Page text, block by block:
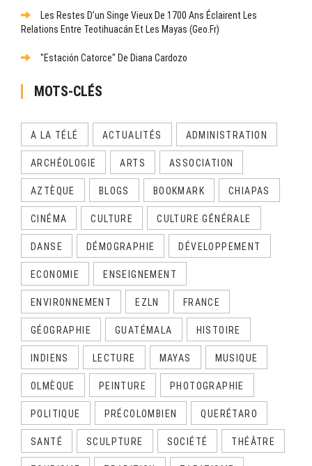
Les Restes D’un Singe Vieux De 1700 Ans Éclairent Les
Relations Entre Teotihuacán Et Les Mayas (Geo.fr)
"Estación Catorce" De Diana Cardozo
MOTS-CLÉS
A LA TÉLÉ ACTUALITÉS ADMINISTRATION
ARCHÉOLOGIE ARTS ASSOCIATION
AZTÈQUE BLOGS BOOKMARK CHIAPAS
CINÉMA CULTURE CULTURE GÉNÉRALE
DANSE DÉMOGRAPHIE DÉVELOPPEMENT
ECONOMIE ENSEIGNEMENT
ENVIRONNEMENT EZLN FRANCE
GÉOGRAPHIE GUATÉMALA HISTOIRE
INDIENS LECTURE MAYAS MUSIQUE
OLMÈQUE PEINTURE PHOTOGRAPHIE
POLITIQUE PRÉCOLOMBIEN QUERÉTARO
SANTÉ SCULPTURE SOCIÉTÉ THÉÂTRE